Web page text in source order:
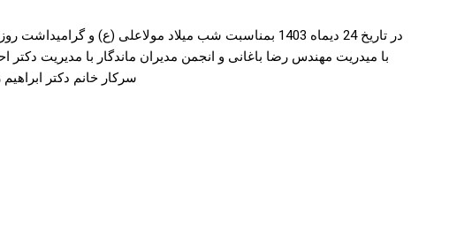
در تاریخ 24 دیماه 1403 بمناسبت شب میلاد مولاعلی (ع) و
با میدریت مهندس رضا باغانی و انجمن مدیران ماندگار با مدیریت
سرکار خانم دکتر